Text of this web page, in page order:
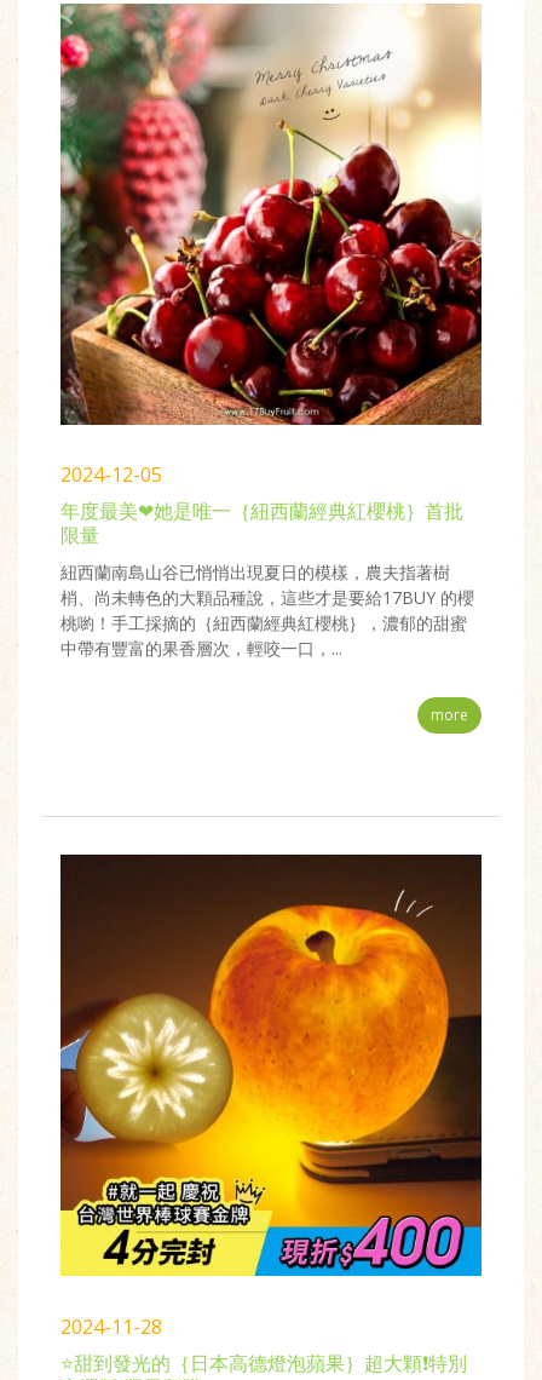
2024-12-05
年度最美❤她是唯一｛紐西蘭經典紅櫻桃｝首批
限量
紐西蘭南島山谷已悄悄出現夏日的模樣，農夫指著樹
梢、尚未轉色的大顆品種說，這些才是要給17BUY 的櫻
桃喲！手工採摘的｛紐西蘭經典紅櫻桃｝，濃郁的甜蜜
中帶有豐富的果香層次，輕咬一口，...
more
2024-11-28
⭐甜到發光的｛日本高德燈泡蘋果｝超大顆❗特別